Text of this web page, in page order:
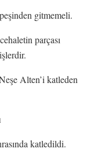
gitmemeli.
parçası
Alten’i katleden
katledildi.